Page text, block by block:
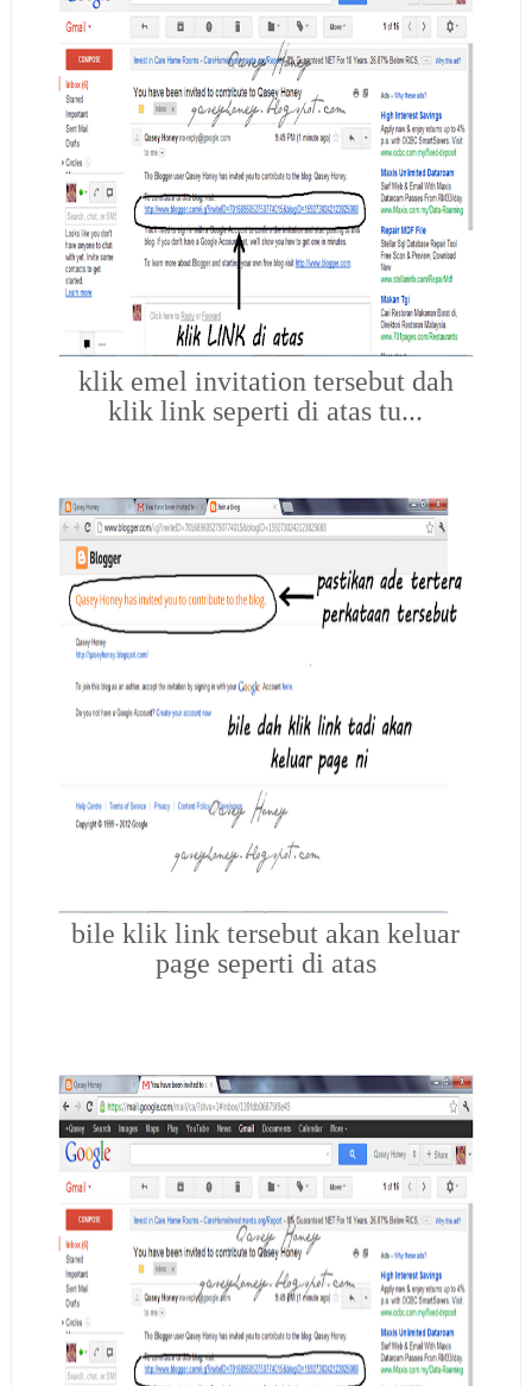
klik emel invitation tersebut dah
klik link seperti di atas tu...
bile klik link tersebut akan keluar
page seperti di atas